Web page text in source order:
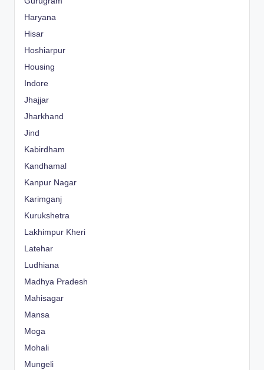
Haryana
Hisar
Hoshiarpur
Housing
Indore
Jhajjar
Jharkhand
Jind
Kabirdham
Kandhamal
Kanpur Nagar
Karimganj
Kurukshetra
Lakhimpur Kheri
Latehar
Ludhiana
Madhya Pradesh
Mahisagar
Mansa
Moga
Mohali
Mungeli